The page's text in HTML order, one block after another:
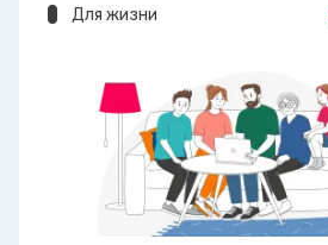
Для жизни